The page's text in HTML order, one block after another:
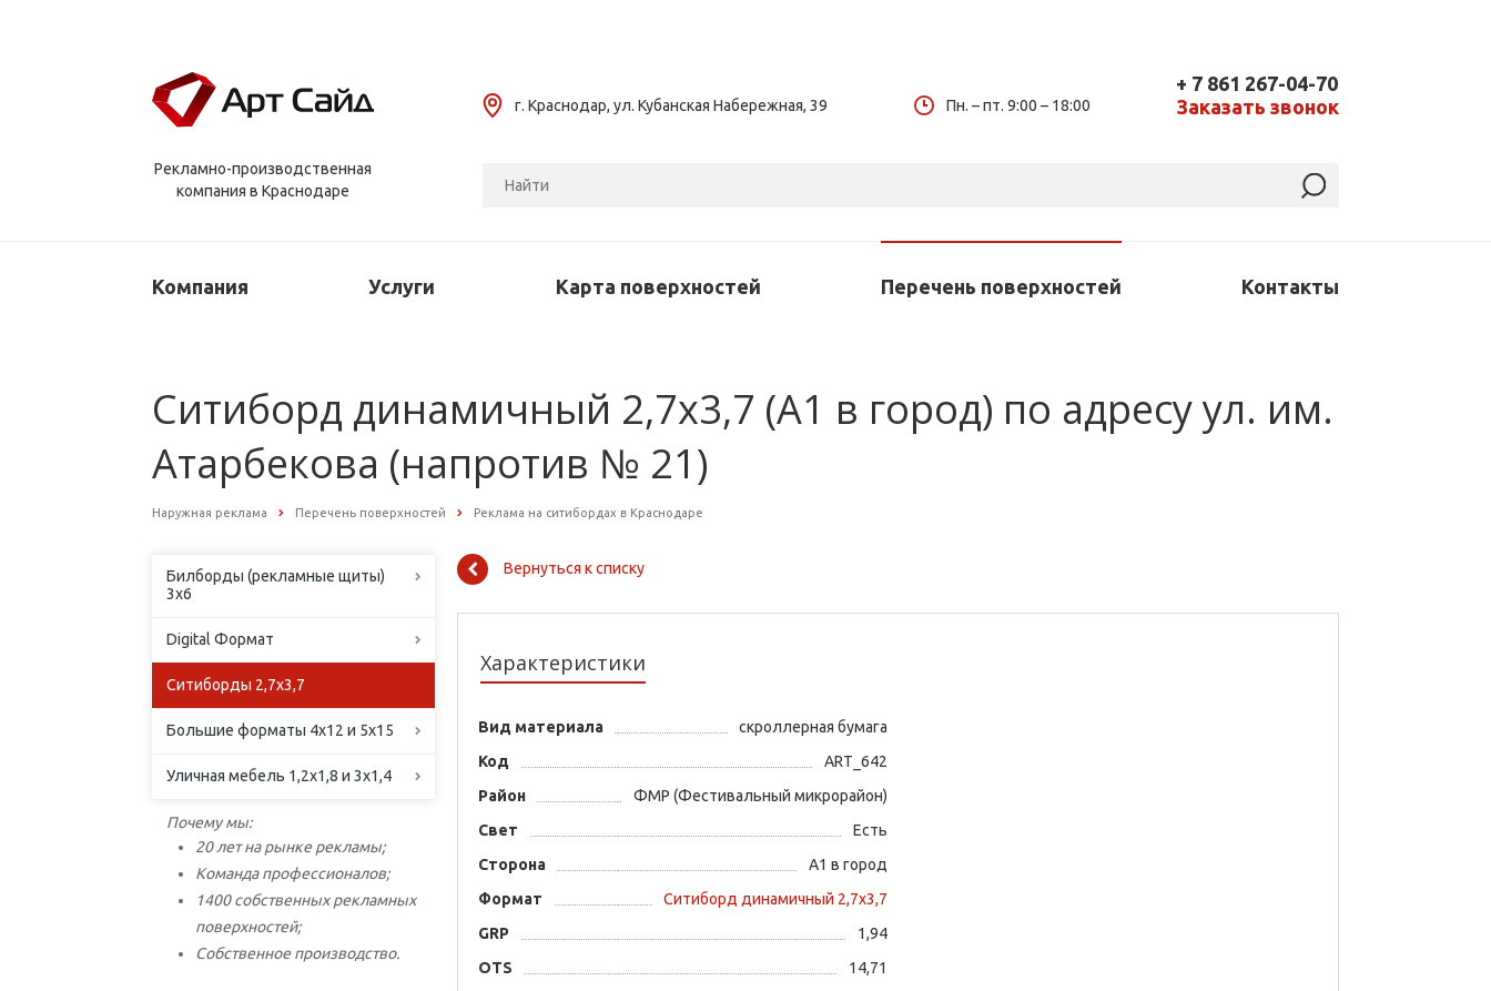
Рекламно-производственная
компания в Краснодаре
г. Краснодар, ул. Кубанская Набережная, 39 Пн. – пт. 9:00 – 18:00
+ 7 861 267-04-70
Заказать звонок
Компания Услуги Карта поверхностей Перечень поверхностей Контакты
Ситиборд динамичный 2,7х3,7 (А1 в город) по адресу ул. им.
Атарбекова (напротив № 21)
Наружная реклама Перечень поверхностей Реклама на ситибордах в Краснодаре
Билборды (рекламные щиты)
3х6
Digital Формат
Ситиборды 2,7х3,7
Большие форматы 4х12 и 5х15
Уличная мебель 1,2х1,8 и 3х1,4
Почему мы:
20 лет на рынке рекламы;
Команда профессионалов;
1400 собственных рекламных
поверхностей;
Собственное производство.
Вернуться к списку
Характеристики
Вид материала
скроллерная бумага
Код
ART_642
Район
ФМР (Фестивальный микрорайон)
Свет
Есть
Сторона
А1 в город
Формат
Ситиборд динамичный 2,7х3,7
GRP
1,94
OTS
14,71